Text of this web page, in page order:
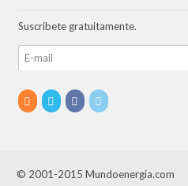
Suscríbete gratuitamente.
© 2001-2015 Mundoenergia.com